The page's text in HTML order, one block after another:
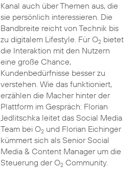
Kanal auch über Themen aus, die
sie persönlich interessieren. Die
Bandbreite reicht von Technik bis
zu digitalem Lifestyle. Für O2bietet
die Interaktion mit den Nutzern
eine große Chance,
Kundenbedürfnisse besser zu
verstehen. Wie das funktioniert,
erzählen die Macher hinter der
Plattform im Gespräch: Florian
Jedlitschka leitet das Social Media
Team bei O2und Florian Eichinger
kümmert sich als Senior Social
Media & Content Manager um die
Steuerung der O2Community.